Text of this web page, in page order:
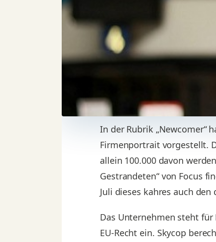
In der Rubrik „Newcomer“
Firmenportrait vorgestellt.
allein 100.000 davon
Gestrandeten“ von Focus
Juli dieses kahres auch
Das Unternehmen steht für
EU-Recht ein. Skycop